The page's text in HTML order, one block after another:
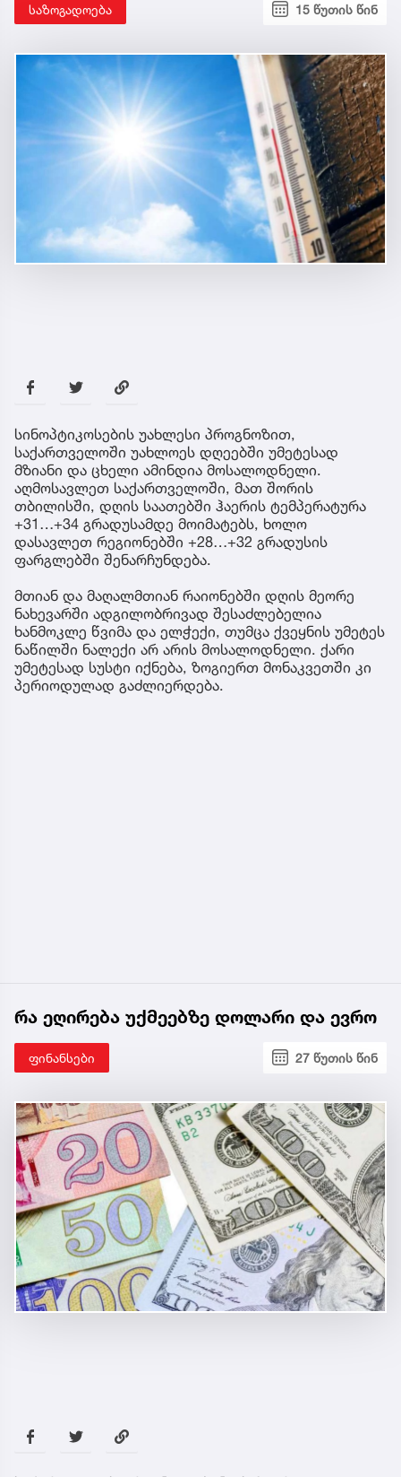
საზოგადოება 15 წუთის წინ
სინოპტიკოსების უახლესი პროგნოზით,
საქართველოში უახლოეს დღეებში უმეტესად
მზიანი და ცხელი ამინდია მოსალოდნელი.
აღმოსავლეთ საქართველოში, მათ შორის
თბილისში, დღის საათებში ჰაერის ტემპერატურა
+31…+34 გრადუსამდე მოიმატებს, ხოლო
დასავლეთ რეგიონებში +28…+32 გრადუსის
ფარგლებში შენარჩუნდება.
მთიან და მაღალმთიან რაიონებში დღის მეორე
ნახევარში ადგილობრივად შესაძლებელია
ხანმოკლე წვიმა და ელჭექი, თუმცა ქვეყნის უმეტეს
ნაწილში ნალექი არ არის მოსალოდნელი. ქარი
უმეტესად სუსტი იქნება, ზოგიერთ მონაკვეთში კი
პერიოდულად გაძლიერდება.
რა ეღირება უქმეებზე დოლარი და ევრო
ფინანსები 27 წუთის წინ